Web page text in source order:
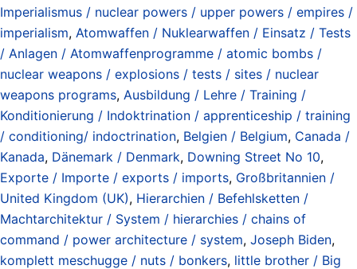
Imperialismus / nuclear powers / upper powers / empires /
imperialism, Atomwaffen / Nuklearwaffen / Einsatz / Tests
/ Anlagen / Atomwaffenprogramme / atomic bombs /
nuclear weapons / explosions / tests / sites / nuclear
weapons programs, Ausbildung / Lehre / Training /
Konditionierung / Indoktrination / apprenticeship / training
/ conditioning/ indoctrination, Belgien / Belgium, Canada /
Kanada, Dänemark / Denmark, Downing Street No 10,
Exporte / Importe / exports / imports, Großbritannien /
United Kingdom (UK), Hierarchien / Befehlsketten /
Machtarchitektur / System / hierarchies / chains of
command / power architecture / system, Joseph Biden,
komplett meschugge / nuts / bonkers, little brother / Big